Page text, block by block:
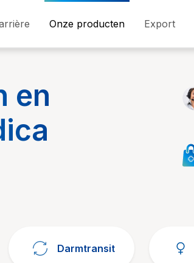
Onze producten Export
en
Darmtransit